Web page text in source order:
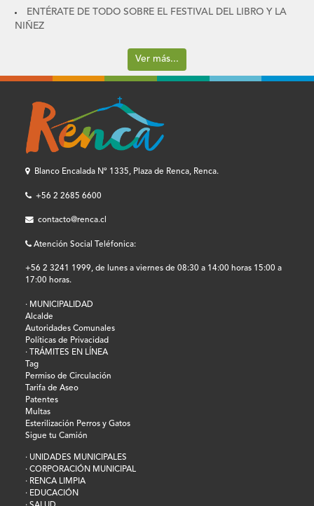
ENTÉRATE DE TODO SOBRE EL FESTIVAL DEL LIBRO Y LA
NIÑEZ
Ver más...
Blanco Encalada Nº 1335, Plaza de Renca, Renca.
+56 2 2685 6600
contacto@renca.cl
Atención Social Teléfonica:
+56 2 3241 1999, de lunes a viernes de 08:30 a 14:00 horas 15:00 a
17:00 horas.
· MUNICIPALIDAD
Alcalde
Autoridades Comunales
Políticas de Privacidad
· TRÁMITES EN LÍNEA
Tag
Permiso de Circulación
Tarifa de Aseo
Patentes
Multas
Esterilización Perros y Gatos
Sigue tu Camión
· UNIDADES MUNICIPALES
· CORPORACIÓN MUNICIPAL
· RENCA LIMPIA
· EDUCACIÓN